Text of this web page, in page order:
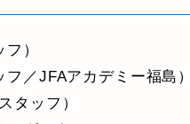
）
／JFAアカデミー福島）
タッフ）